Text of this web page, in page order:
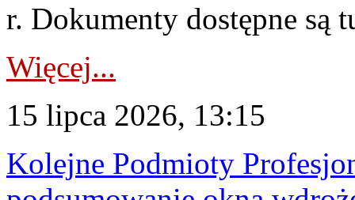
r. Dokumenty dostępne są
Więcej...
15 lipca 2026, 13:15
Kolejne Podmioty